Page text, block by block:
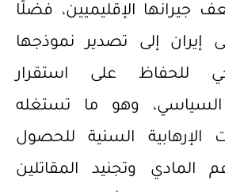
جيرانها الإقليميين، فضلًا
إلى تصدير نموذجها
للحفاظ على استقرار
وهو ما تستغله
الإرهابية السنية للحصول
المادي وتجنيد المقاتلين